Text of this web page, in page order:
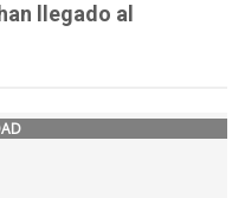
llegado al